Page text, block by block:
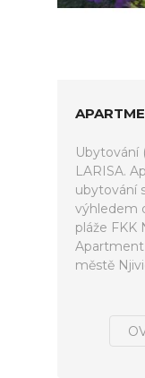
Ubytování
LARISA.
ubytování
výhledem
pláže FKK
Apartment
městě